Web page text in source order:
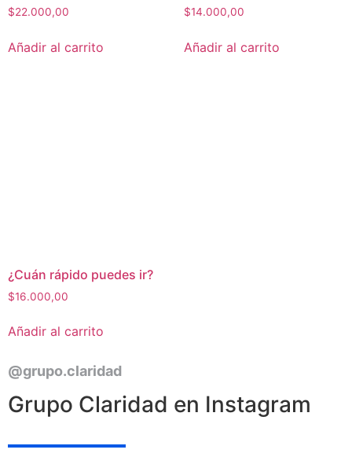
$22.000,00
Añadir al carrito
$14.000,00
Añadir al carrito
¿Cuán rápido puedes ir?
$16.000,00
Añadir al carrito
@grupo.claridad
Grupo Claridad en Instagram